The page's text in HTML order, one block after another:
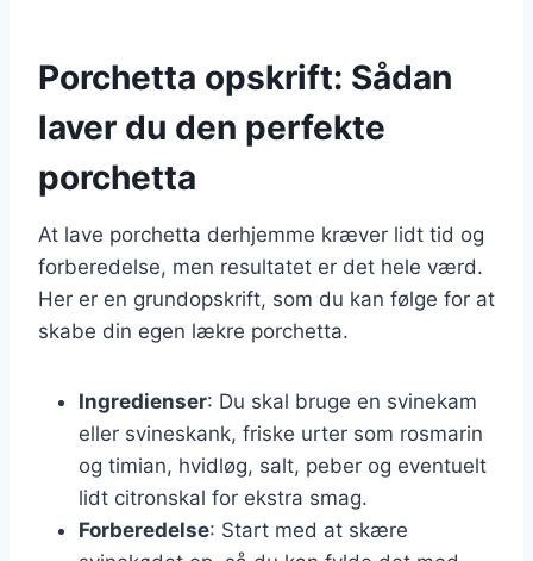
Porchetta opskrift: Sådan
laver du den perfekte
porchetta
At lave porchetta derhjemme kræver lidt tid og
forberedelse, men resultatet er det hele værd.
Her er en grundopskrift, som du kan følge for at
skabe din egen lækre porchetta.
Ingredienser: Du skal bruge en svinekam
eller svineskank, friske urter som rosmarin
og timian, hvidløg, salt, peber og eventuelt
lidt citronskal for ekstra smag.
Forberedelse: Start med at skære